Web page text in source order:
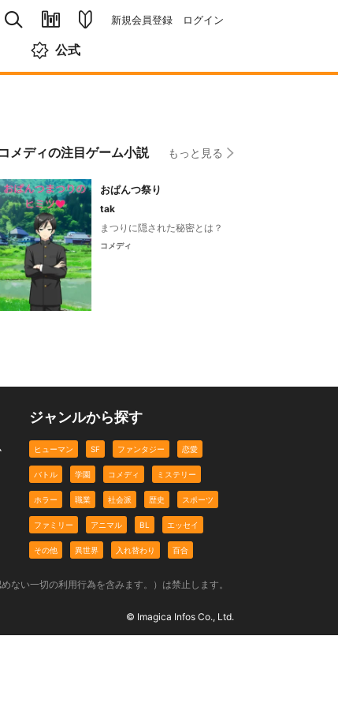
新規会員登録 ログイン
公式
コメディの注目ゲーム小説 もっと見る
おぱんつ祭り
tak
まつりに隠された秘密とは？
コメディ
ジャンルから探す
ヒューマン SF ファンタジー 恋愛
バトル 学園 コメディ ミステリー
ホラー 職業 社会派 歴史 スポーツ
ファミリー アニマル BL エッセイ
その他 異世界 入れ替わり 百合
い一切の利用行為を含みます。）は禁止します。
© Imagica Infos Co., Ltd.